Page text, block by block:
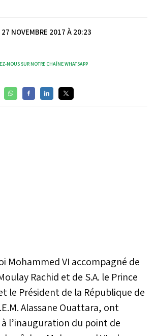
27 NOVEMBRE 2017 À 20:23
NOUS SUR NOTRE CHAÎNE WHATSAPP
Mohammed VI accompagné de
Rachid et de S.A. le Prince
le Président de la République de
Alassane Ouattara, ont
l’inauguration du point de